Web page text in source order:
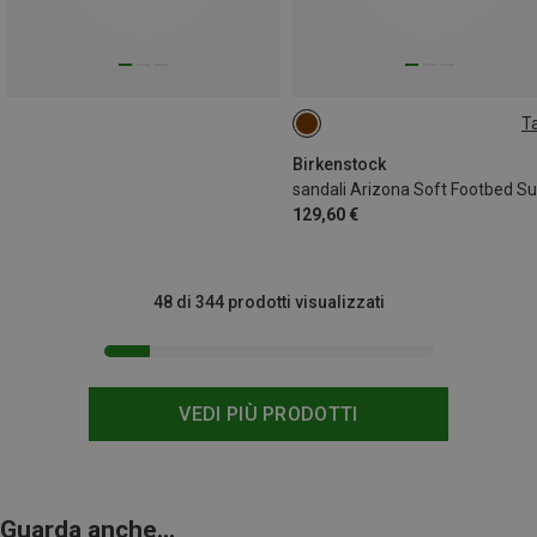
Birkenstock
129,60 €
VEDI PIÙ PRODOTTI
48 di 344 prodotti visualizzati
Guarda anche...